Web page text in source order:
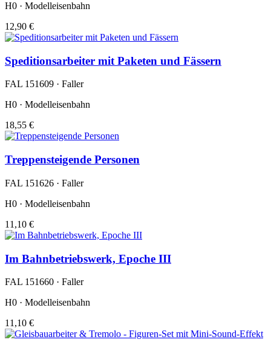
H0 · Modelleisenbahn
12,90 €
Speditionsarbeiter mit Paketen und Fässern
FAL 151609 · Faller
H0 · Modelleisenbahn
18,55 €
Treppensteigende Personen
FAL 151626 · Faller
H0 · Modelleisenbahn
11,10 €
Im Bahnbetriebswerk, Epoche III
FAL 151660 · Faller
H0 · Modelleisenbahn
11,10 €